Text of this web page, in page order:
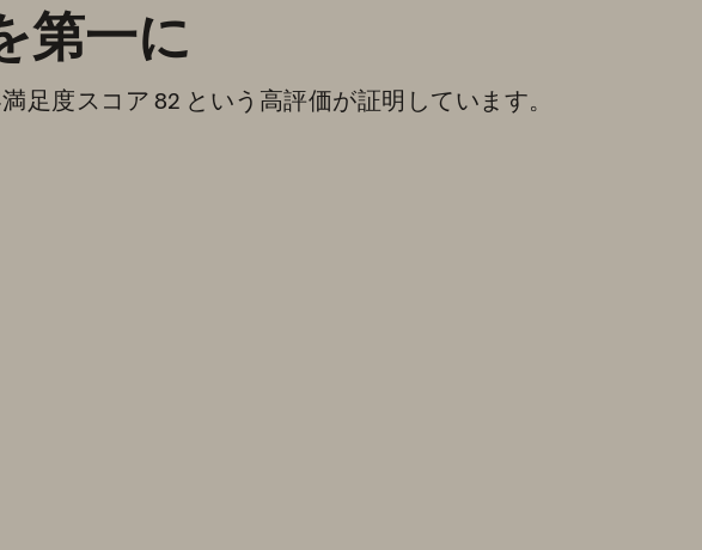
第一に
足度スコア 82 という高評価が証明しています。